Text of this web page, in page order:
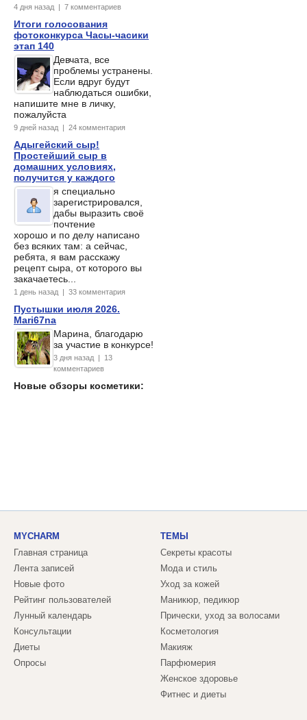
4 дня назад | 7 комментариев
Итоги голосования
фотоконкурса Часы-часики
этап 140
Девчата, все
проблемы устранены.
Если вдруг будут
наблюдаться ошибки,
напишите мне в личку,
пожалуйста
9 дней назад | 24 комментария
Адыгейский сыр!
Простейший сыр в
домашних условиях,
получится у каждого
я специально
зарегистрировался,
дабы выразить своё
почтение
хорошо и по делу написано
без всяких там: а сейчас,
ребята, я вам расскажу
рецепт сыра, от которого вы
закачаетесь...
1 день назад | 33 комментария
Пустышки июля 2026.
Mari67na
Марина, благодарю
за участие в конкурсе!
3 дня назад | 13
комментариев
Новые обзоры косметики:
MYCHARM
Главная страница
Лента записей
Новые фото
Рейтинг пользователей
Лунный календарь
Консультации
Диеты
Опросы
ТЕМЫ
Секреты красоты
Мода и стиль
Уход за кожей
Маникюр, педикюр
Прически, уход за волосами
Косметология
Макияж
Парфюмерия
Женское здоровье
Фитнес и диеты